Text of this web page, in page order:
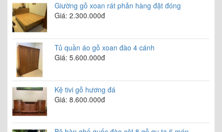
Giường gỗ xoan rát phản hàng đặt đóng
Giá: 2.300.000đ
Tủ quần áo gỗ xoan đào 4 cánh
Giá: 5.600.000đ
Kệ tivi gỗ hương đá
Giá: 8.600.000đ